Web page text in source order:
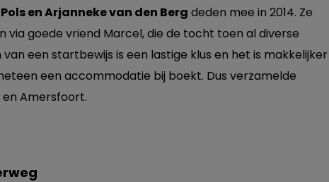
en Arjanneke van den Berg deden mee in 2014. Ze
via goede vriend Marcel, die de tocht toen al diverse
een startbewijs is een lastige klus en het is makkelijker
een accommodatie bij boekt. Dus verzamelde
en Amersfoort.